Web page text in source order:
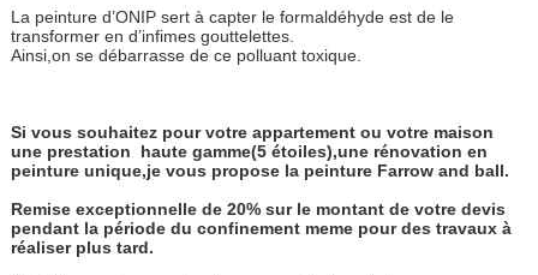
La peinture d’ONIP sert à capter le formaldéhyde est de le
transformer en d’infimes gouttelettes.
Ainsi,on se débarrasse de ce polluant toxique.
Si vous souhaitez pour votre appartement ou votre maison
une prestation haute gamme(5 étoiles),une rénovation en
peinture unique,je vous propose la peinture Farrow and ball.
Remise exceptionnelle de 20% sur le montant de votre devis
pendant la période du confinement meme pour des travaux à
réaliser plus tard.